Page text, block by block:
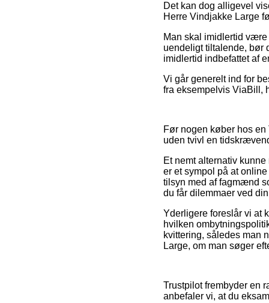
Det kan dog alligevel
Herre Vindjakke Large
Man skal imidlertid være
uendeligt tiltalende, bør
imidlertid indbefattet af
Vi går generelt ind for
fra eksempelvis ViaBill,
Før nogen køber hos
uden tvivl en
Et nemt alternativ
er et sympol på at
tilsyn med af fagmænd
du får dilemmaer ved
Yderligere foreslår vi at
hvilken
kvittering, således man
Large, om man søger
Trustpilot frembyder en
anbefaler vi, at du